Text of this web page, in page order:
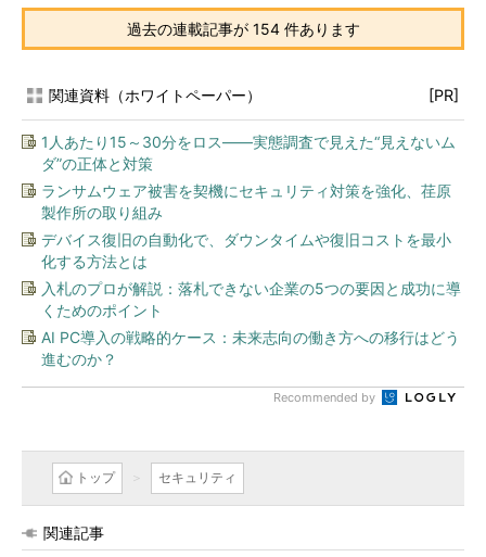
過去の連載記事が 154 件あります
関連資料（ホワイトペーパー） [PR]
1人あたり15～30分をロス――実態調査で見えた“見えないム
ダ”の正体と対策
ランサムウェア被害を契機にセキュリティ対策を強化、荏原
製作所の取り組み
デバイス復旧の自動化で、ダウンタイムや復旧コストを最小
化する方法とは
入札のプロが解説：落札できない企業の5つの要因と成功に導
くためのポイント
AI PC導入の戦略的ケース：未来志向の働き方への移行はどう
進むのか？
Recommended by
トップ セキュリティ
関連記事